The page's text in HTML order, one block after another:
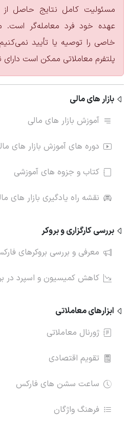
مسئولیت کامل نتایج حاصل از
عهده خود فرد معامله‌گر است.
خاصی را توصیه یا تأیید
پلتفرم معاملاتی ممکن است
بازار های مالی
آموزش بازار های مالی
دوره های آموزش بازار های
کتاب و جزوه های آموزشی
نقشه راه یادگیری بازار های
بررسی کارگزاری و بروکر
معرفی و بررسی بروکرهای
کاهش کمیسیون و اسپرد در
ابزارهای معاملاتی
ژورنال معاملاتی
تقویم اقتصادی
ساعت سشن های فارکس
فرهنگ واژگان